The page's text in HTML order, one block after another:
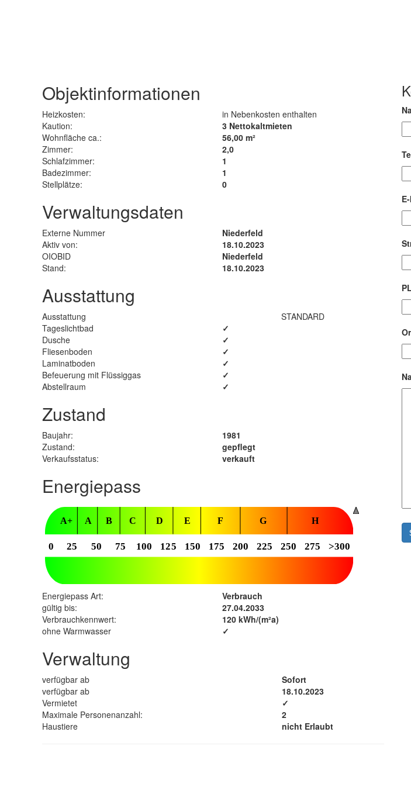
Objektinformationen
Heizkosten:
in Nebenkosten enthalten
Kaution:
3 Nettokaltmieten
Wohnfläche ca.:
56,00 m²
Zimmer:
2,0
Schlafzimmer:
1
Badezimmer:
1
Stellplätze:
0
Verwaltungsdaten
Externe Nummer
Niederfeld
Aktiv von:
18.10.2023
OIOBID
Niederfeld
Stand:
18.10.2023
Ausstattung
Ausstattung
STANDARD
Tageslichtbad
✓
Dusche
✓
Fliesenboden
✓
Laminatboden
✓
Befeuerung mit Flüssiggas
✓
Abstellraum
✓
Zustand
Baujahr:
1981
Zustand:
gepflegt
Verkaufsstatus:
verkauft
Energiepass
Energiepass Art:
Verbrauch
gültig bis:
27.04.2033
Verbrauchkennwert:
120 kWh/(m²a)
ohne Warmwasser
✓
Verwaltung
verfügbar ab
Sofort
verfügbar ab
18.10.2023
Vermietet
✓
Maximale Personenanzahl:
2
Haustiere
nicht Erlaubt